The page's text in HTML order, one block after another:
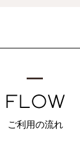
ご利用の流れ